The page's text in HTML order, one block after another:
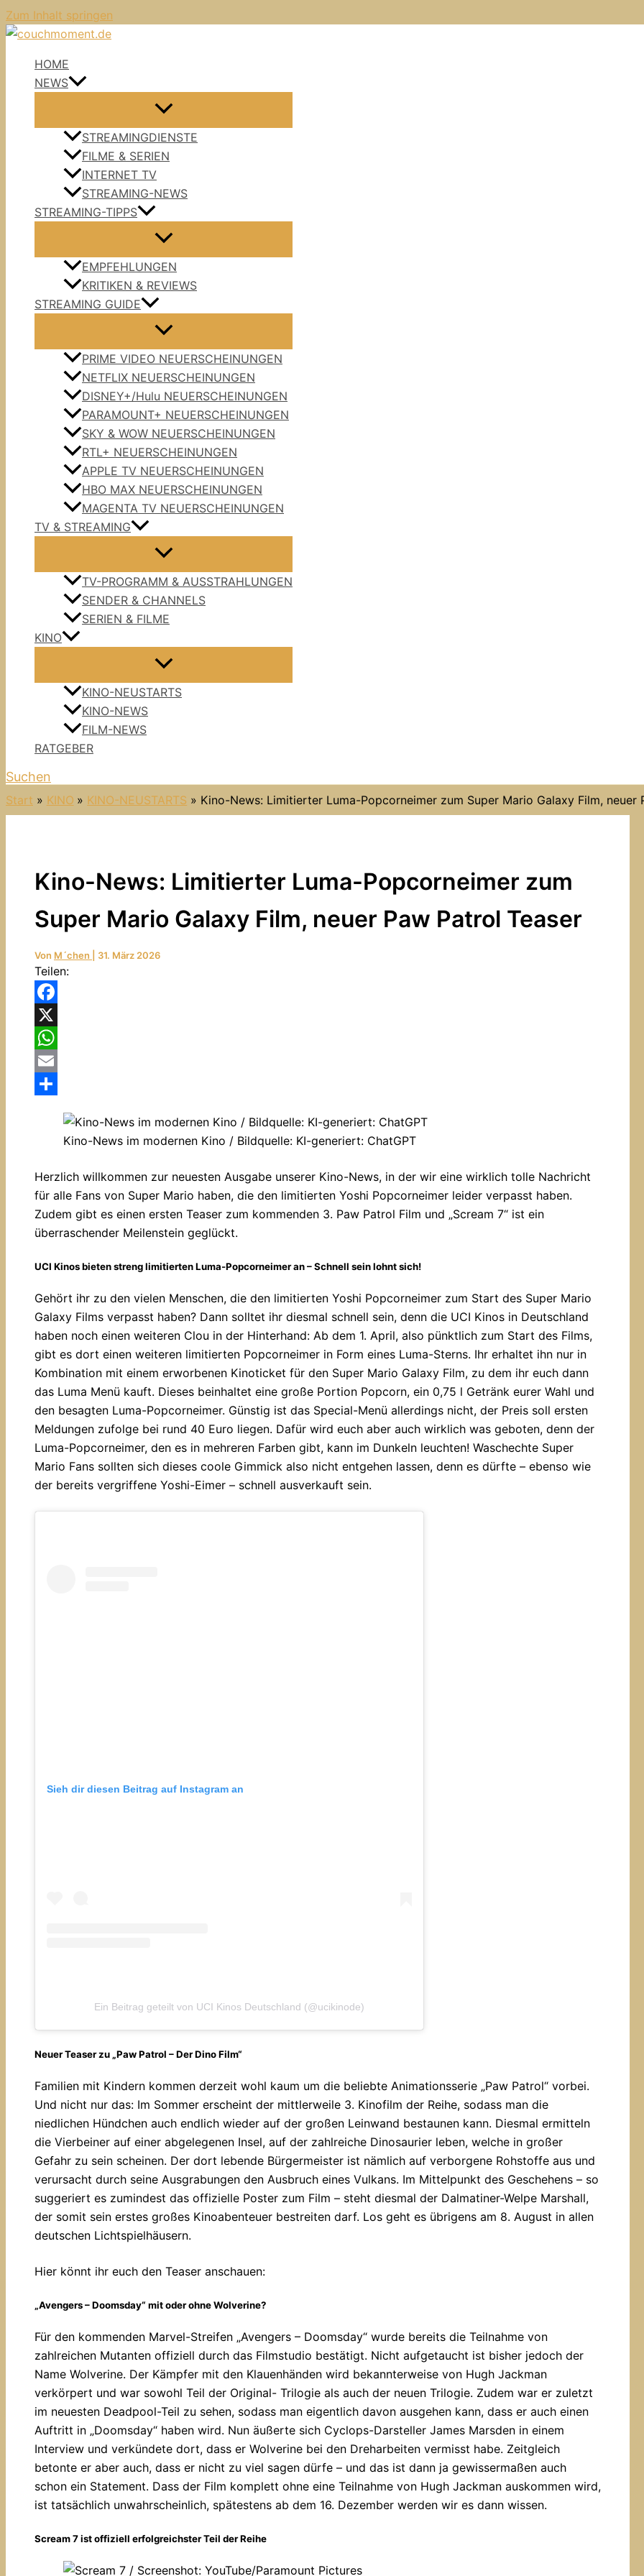
Zum Inhalt springen
HOME
NEWS
STREAMINGDIENSTE
FILME & SERIEN
INTERNET TV
STREAMING-NEWS
STREAMING-TIPPS
EMPFEHLUNGEN
KRITIKEN & REVIEWS
STREAMING GUIDE
PRIME VIDEO NEUERSCHEINUNGEN
NETFLIX NEUERSCHEINUNGEN
DISNEY+/Hulu NEUERSCHEINUNGEN
PARAMOUNT+ NEUERSCHEINUNGEN
SKY & WOW NEUERSCHEINUNGEN
RTL+ NEUERSCHEINUNGEN
APPLE TV NEUERSCHEINUNGEN
HBO MAX NEUERSCHEINUNGEN
MAGENTA TV NEUERSCHEINUNGEN
TV & STREAMING
TV-PROGRAMM & AUSSTRAHLUNGEN
SENDER & CHANNELS
SERIEN & FILME
KINO
KINO-NEUSTARTS
KINO-NEWS
FILM-NEWS
RATGEBER
Suchen
Start KINO KINO-NEUSTARTS Kino-News: Limitierter Luma-Popcorneimer zum Super Mario Galaxy Film, neuer
Kino-News: Limitierter Luma-Popcorneimer zum
Super Mario Galaxy Film, neuer Paw Patrol Teaser
Von M´chen 31. März 2026
Teilen:
Facebook
X
WhatsApp
Email
Kino-News im modernen Kino / Bildquelle: KI-generiert: ChatGPT
Herzlich willkommen zur neuesten Ausgabe unserer Kino-News, in der wir eine wirklich tolle Nachricht
für alle Fans von Super Mario haben, die den limitierten Yoshi Popcorneimer leider verpasst haben.
Zudem gibt es einen ersten Teaser zum kommenden 3. Paw Patrol Film und „Scream 7“ ist ein
überraschender Meilenstein geglückt.
UCI Kinos bieten streng limitierten Luma-Popcorneimer an – Schnell sein lohnt sich!
Gehört ihr zu den vielen Menschen, die den limitierten Yoshi Popcorneimer zum Start des Super Mario
Galaxy Films verpasst haben? Dann solltet ihr diesmal schnell sein, denn die UCI Kinos in Deutschland
haben noch einen weiteren Clou in der Hinterhand: Ab dem 1. April, also pünktlich zum Start des Films,
gibt es dort einen weiteren limitierten Popcorneimer in Form eines Luma-Sterns. Ihr erhaltet ihn nur in
Kombination mit einem erworbenen Kinoticket für den Super Mario Galaxy Film, zu dem ihr euch dann
das Luma Menü kauft. Dieses beinhaltet eine große Portion Popcorn, ein 0,75 l Getränk eurer Wahl und
den besagten Luma-Popcorneimer. Günstig ist das Special-Menü allerdings nicht, der Preis soll ersten
Meldungen zufolge bei rund 40 Euro liegen. Dafür wird euch aber auch wirklich was geboten, denn der
Luma-Popcorneimer, den es in mehreren Farben gibt, kann im Dunkeln leuchten! Waschechte Super
Mario Fans sollten sich dieses coole Gimmick also nicht entgehen lassen, denn es dürfte – ebenso wie
der bereits vergriffene Yoshi-Eimer – schnell ausverkauft sein.
Sieh dir diesen Beitrag auf Instagram an
Ein Beitrag geteilt von UCI Kinos Deutschland (@ucikinode)
Neuer Teaser zu „Paw Patrol – Der Dino Film“
Familien mit Kindern kommen derzeit wohl kaum um die beliebte Animationsserie „Paw Patrol“ vorbei.
Und nicht nur das: Im Sommer erscheint der mittlerweile 3. Kinofilm der Reihe, sodass man die
niedlichen Hündchen auch endlich wieder auf der großen Leinwand bestaunen kann. Diesmal ermitteln
die Vierbeiner auf einer abgelegenen Insel, auf der zahlreiche Dinosaurier leben, welche in großer
Gefahr zu sein scheinen. Der dort lebende Bürgermeister ist nämlich auf verborgene Rohstoffe aus und
verursacht durch seine Ausgrabungen den Ausbruch eines Vulkans. Im Mittelpunkt des Geschehens – so
suggeriert es zumindest das offizielle Poster zum Film – steht diesmal der Dalmatiner-Welpe Marshall,
der somit sein erstes großes Kinoabenteuer bestreiten darf. Los geht es übrigens am 8. August in allen
deutschen Lichtspielhäusern.
Hier könnt ihr euch den Teaser anschauen:
„Avengers – Doomsday“ mit oder ohne Wolverine?
Für den kommenden Marvel-Streifen „Avengers – Doomsday“ wurde bereits die Teilnahme von
zahlreichen Mutanten offiziell durch das Filmstudio bestätigt. Nicht aufgetaucht ist bisher jedoch der
Name Wolverine. Der Kämpfer mit den Klauenhänden wird bekannterweise von Hugh Jackman
verkörpert und war sowohl Teil der Original- Trilogie als auch der neuen Trilogie. Zudem war er zuletzt
im neuesten Deadpool-Teil zu sehen, sodass man eigentlich davon ausgehen kann, dass er auch einen
Auftritt in „Doomsday“ haben wird. Nun äußerte sich Cyclops-Darsteller James Marsden in einem
Interview und verkündete dort, dass er Wolverine bei den Dreharbeiten vermisst habe. Zeitgleich
betonte er aber auch, dass er nicht zu viel sagen dürfe – und das ist dann ja gewissermaßen auch
schon ein Statement. Dass der Film komplett ohne eine Teilnahme von Hugh Jackman auskommen wird,
ist tatsächlich unwahrscheinlich, spätestens ab dem 16. Dezember werden wir es dann wissen.
Scream 7 ist offiziell erfolgreichster Teil der Reihe